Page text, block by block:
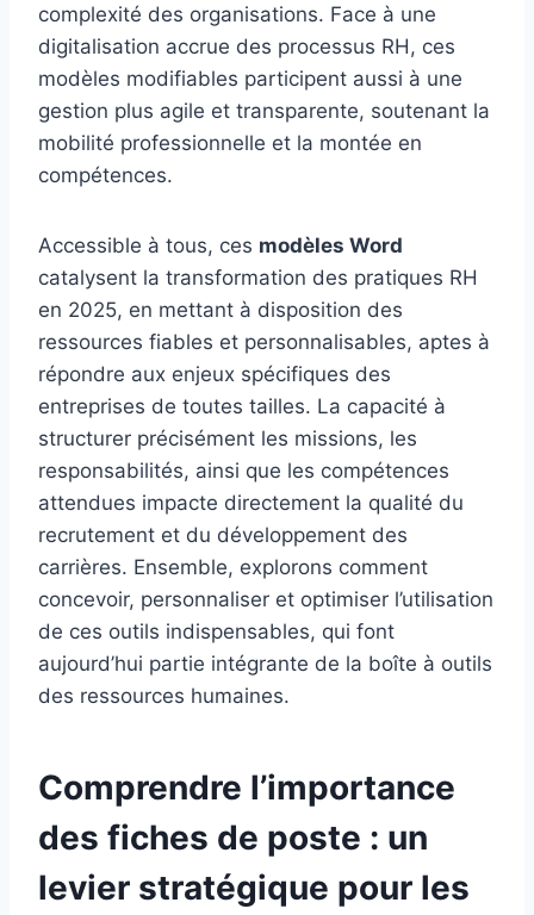
complexité des organisations. Face à une
digitalisation accrue des processus RH, ces
modèles modifiables participent aussi à une
gestion plus agile et transparente, soutenant la
mobilité professionnelle et la montée en
compétences.
Accessible à tous, ces modèles Word
catalysent la transformation des pratiques RH
en 2025, en mettant à disposition des
ressources fiables et personnalisables, aptes à
répondre aux enjeux spécifiques des
entreprises de toutes tailles. La capacité à
structurer précisément les missions, les
responsabilités, ainsi que les compétences
attendues impacte directement la qualité du
recrutement et du développement des
carrières. Ensemble, explorons comment
concevoir, personnaliser et optimiser l’utilisation
de ces outils indispensables, qui font
aujourd’hui partie intégrante de la boîte à outils
des ressources humaines.
Comprendre l’importance
des fiches de poste : un
levier stratégique pour les